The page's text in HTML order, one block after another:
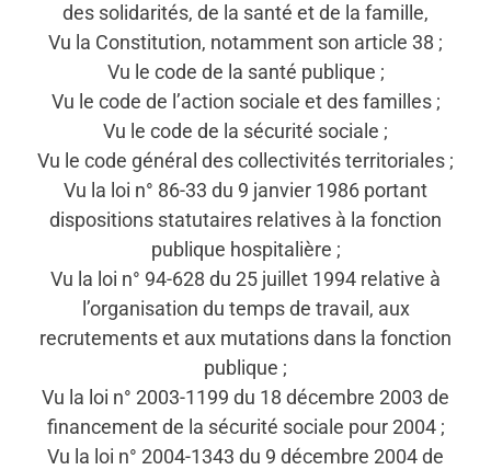
des solidarités, de la santé et de la famille,
Vu la Constitution, notamment son article 38 ;
Vu le code de la santé publique ;
Vu le code de l’action sociale et des familles ;
Vu le code de la sécurité sociale ;
Vu le code général des collectivités territoriales ;
Vu la loi n° 86-33 du 9 janvier 1986 portant
dispositions statutaires relatives à la fonction
publique hospitalière ;
Vu la loi n° 94-628 du 25 juillet 1994 relative à
l’organisation du temps de travail, aux
recrutements et aux mutations dans la fonction
publique ;
Vu la loi n° 2003-1199 du 18 décembre 2003 de
financement de la sécurité sociale pour 2004 ;
Vu la loi n° 2004-1343 du 9 décembre 2004 de